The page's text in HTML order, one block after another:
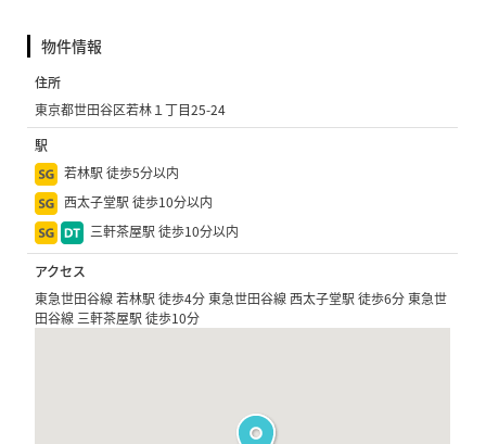
物件情報
住所
東京都世田谷区若林１丁目25-24
駅
若林駅 徒歩5分以内
西太子堂駅 徒歩10分以内
三軒茶屋駅 徒歩10分以内
アクセス
東急世田谷線 若林駅 徒歩4分 東急世田谷線 西太子堂駅 徒歩6分 東急世
田谷線 三軒茶屋駅 徒歩10分